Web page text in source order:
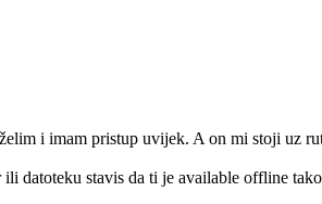
i imam pristup uvijek. A on mi stoji uz
datoteku stavis da ti je available offline